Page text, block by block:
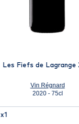
Les Fiefs de Lagrange
Vin Régnard
2020 - 75cl
x1